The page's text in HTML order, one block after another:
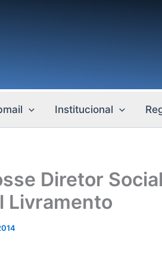
Institucional
Diretor
Livramento